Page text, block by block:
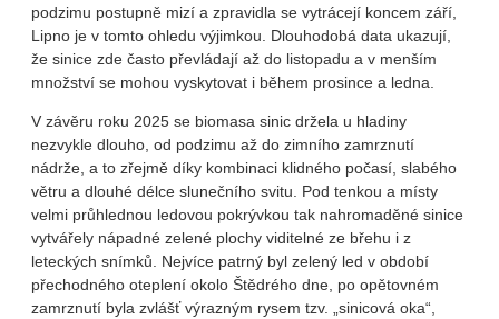
podzimu postupně mizí a zpravidla se vytrácejí koncem září,
Lipno je v tomto ohledu výjimkou. Dlouhodobá data ukazují,
že sinice zde často převládají až do listopadu a v menším
množství se mohou vyskytovat i během prosince a ledna.
V závěru roku 2025 se biomasa sinic držela u hladiny
nezvykle dlouho, od podzimu až do zimního zamrznutí
nádrže, a to zřejmě díky kombinaci klidného počasí, slabého
větru a dlouhé délce slunečního svitu. Pod tenkou a místy
velmi průhlednou ledovou pokrývkou tak nahromaděné sinice
vytvářely nápadné zelené plochy viditelné ze břehu i z
leteckých snímků. Nejvíce patrný byl zelený led v období
přechodného oteplení okolo Štědrého dne, po opětovném
zamrznutí byla zvlášť výrazným rysem tzv. „sinicová oka“,